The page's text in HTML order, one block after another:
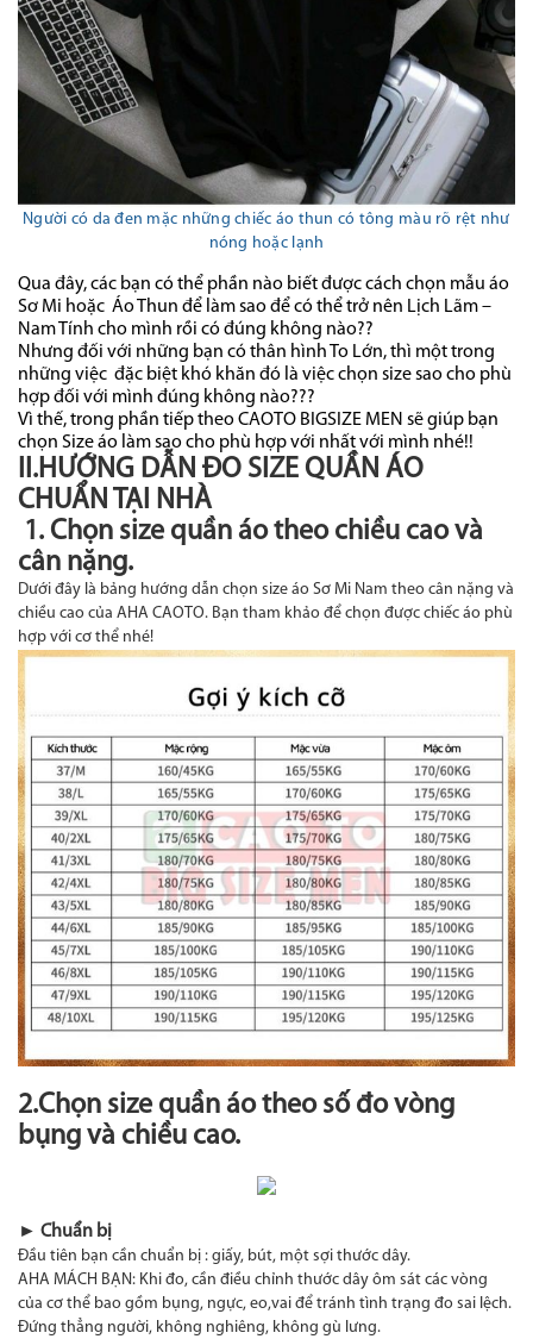
Người có da đen mặc những chiếc áo thun có tông màu rõ rệt như
nóng hoặc lạnh
Qua đây, các bạn có thể phần nào biết được cách chọn mẫu áo
Sơ Mi hoặc Áo Thun để làm sao để có thể trở nên Lịch Lãm –
Nam Tính cho mình rồi có đúng không nào??
Nhưng đối với những bạn có thân hình To Lớn, thì một trong
những việc đặc biệt khó khăn đó là việc chọn size sao cho phù
hợp đối với mình đúng không nào???
Vì thế, trong phần tiếp theo CAOTO BIGSIZE MEN sẽ giúp bạn
chọn Size áo làm sao cho phù hợp với nhất với mình nhé!!
II.HƯỚNG DẪN ĐO SIZE QUẦN ÁO
CHUẨN TẠI NHÀ
1. Chọn size quần áo theo chiều cao và
cân nặng.
Dưới đây là bảng hướng dẫn chọn size áo Sơ Mi Nam theo cân nặng và
chiều cao của AHA CAOTO. Bạn tham khảo để chọn được chiếc áo phù
hợp với cơ thể nhé!
2.Chọn size quần áo theo số đo vòng
bụng và chiều cao.
► Chuẩn bị
Đầu tiên bạn cần chuẩn bị : giấy, bút, một sợi thước dây.
AHA MÁCH BẠN: Khi đo, cần điều chỉnh thước dây ôm sát các vòng
của cơ thể bao gồm bụng, ngực, eo,vai để tránh tình trạng đo sai lệch.
Đứng thẳng người, không nghiêng, không gù lưng.